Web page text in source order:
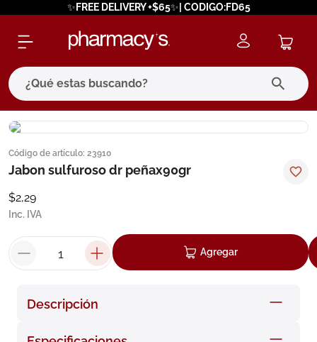
✨FREE DELIVERY +$65✨| CODIGO:FD65
¿Qué estas buscando?
Código de artículo: 23910
Jabon sulfuroso dr peñax90gr
$2,29
Inc. IVA
Agregar
Descripción
términos más buscados
1. eucerin
3
cerave
7. isdin